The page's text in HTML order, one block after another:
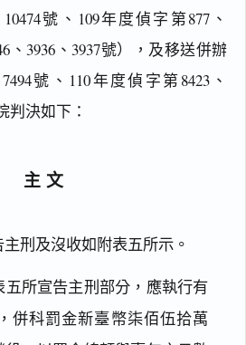
號、109年度偵字第877、
、3936、3937號），及移送併辦
號、110年度偵字第8423、
判決如下：
主文
刑及沒收如附表五所示。
五所宣告主刑部分，應執行有
併科罰金新臺幣柒佰伍拾萬